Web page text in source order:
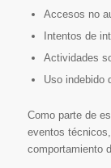
Accesos no
Intentos de
Actividades
Uso indebido
Como parte de
eventos
comportamiento